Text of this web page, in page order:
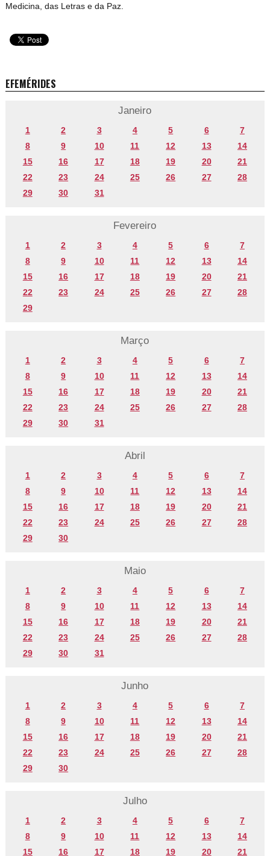
Medicina, das Letras e da Paz.
EFEMÉRIDES
Janeiro
1 2 3 4 5 6
7
8
9 10 11 12 13
14
15
16 17 18 19 20
21
22
23 24 25 26 27
28
29
30 31
Fevereiro
1 2 3 4 5 6
7
8
9 10 11 12 13
14
15
16 17 18 19 20
21
22
23 24 25 26 27
28
29
Março
1 2 3 4 5 6
7
8
9 10 11 12 13
14
15
16 17 18 19 20
21
22
23 24 25 26 27
28
29
30 31
Abril
1 2 3 4 5 6
7
8
9 10 11 12 13
14
15
16 17 18 19 20
21
22
23 24 25 26 27
28
29
30
Maio
1 2 3 4 5 6
7
8
9 10 11 12 13
14
15
16 17 18 19 20
21
22
23 24 25 26 27
28
29
30 31
Junho
1 2 3 4 5 6
7
8
9 10 11 12 13
14
15
16 17 18 19 20
21
22
23 24 25 26 27
28
29
30
Julho
1 2 3 4 5 6
7
8
9 10 11 12 13
14
15
16 17 18 19 20 21